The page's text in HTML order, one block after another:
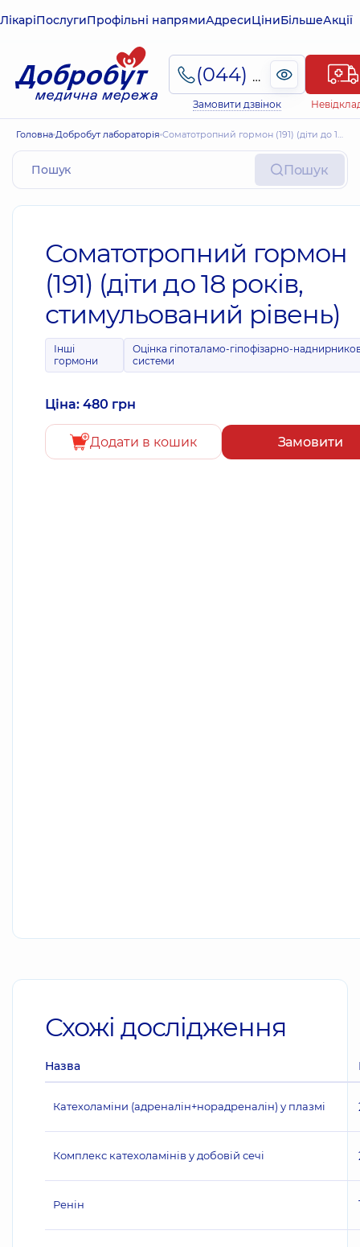
ЛікаріПослугиПрофільні напрямиАдресиЦіниБільшеАкції
(044) 495-2-888
Замовити дзвінок
Головна Добробут лабораторія Соматотропний гормон (191) (діти до 18 років, стимульований рівень)
Пошук
Соматотропний гормон
(191) (діти до 18 років,
стимульований рівень)
Інші
гормони
Оцінка гіпоталамо-гіпофізарно-
системи
Ціна: 480 грн
Додати в кошик Замовити
Схожі дослідження
Назва
Катехоламіни (адреналін+норадреналін) у плазмі
Комплекс катехоламінів у добовій сечі
Ренін